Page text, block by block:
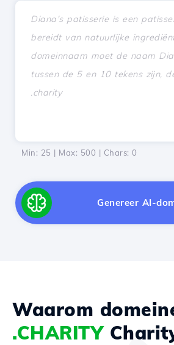
Min: 25 | Max: 500 | Chars: 0
Genereer AI-
Waarom
.CHARITY